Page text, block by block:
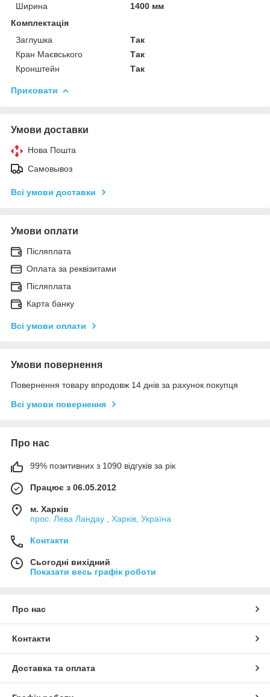
Ширина
1400 мм
Комплектація
Заглушка
Так
Кран Маєвського
Так
Кронштейн
Так
Приховати
Умови доставки
Нова Пошта
Самовывоз
Всі умови доставки
Умови оплати
Післяплата
Оплата за реквізитами
Післяплата
Карта банку
Всі умови оплати
Умови повернення
Повернення товару впродовж 14 днів за рахунок покупця
Всі умови повернення
Про нас
99% позитивних з 1090 відгуків за рік
Працює з 06.05.2012
м. Харків
прос. Лева Ландау , Харків, Україна
Контакти
Сьогодні вихідний
Показати весь графік роботи
Про нас
Контакти
Доставка та оплата